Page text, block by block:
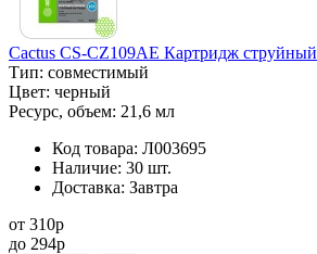
Cactus CS-CZ109AE Картридж струйный
Тип: совместимый
Цвет: черный
Ресурс, объем: 21,6 мл
Код товара: Л003695
Наличие: 30 шт.
Доставка: Завтра
от 310p
до 294p